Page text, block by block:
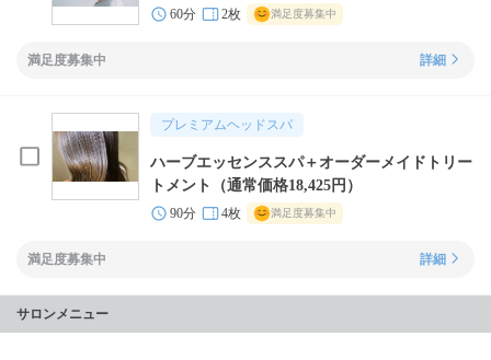
60分 2枚 満足度募集中
満足度募集中 詳細
プレミアムヘッドスパ
ハーブエッセンススパ＋オーダーメイドトリー
トメント（通常価格18,425円）
90分 4枚 満足度募集中
満足度募集中 詳細
サロンメニュー